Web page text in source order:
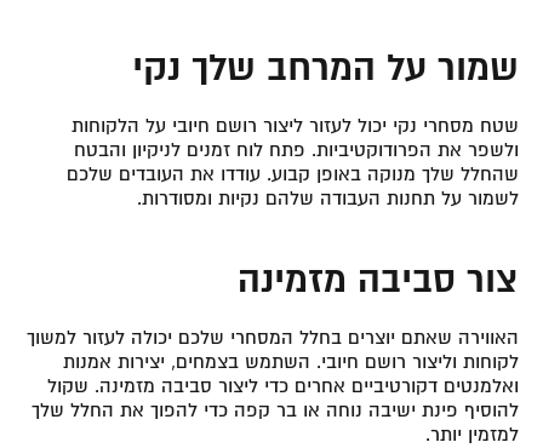
שמור על המרחב שלך נקי
שטח מסחרי נקי יכול לעזור ליצור רושם חיובי על הלקוחות
ולשפר את הפרודוקטיביות. פתח לוח זמנים לניקיון והבטח
שהחלל שלך מנוקה באופן קבוע. עודדו את העובדים שלכם
לשמור על תחנות העבודה שלהם נקיות ומסודרות.
צור סביבה מזמינה
האווירה שאתם יוצרים בחלל המסחרי שלכם יכולה לעזור למשוך
לקוחות וליצור רושם חיובי. השתמש בצמחים, יצירות אמנות
ואלמנטים דקורטיביים אחרים כדי ליצור סביבה מזמינה. שקול
להוסיף פינת ישיבה נוחה או בר קפה כדי להפוך את החלל שלך
למזמין יותר.